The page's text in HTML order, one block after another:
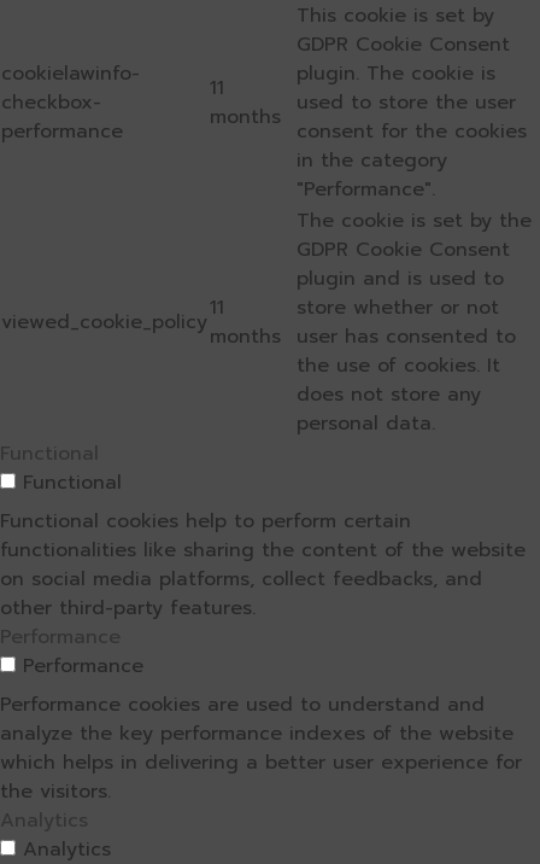
cookielawinfo-
checkbox-
performance
11
months
This cookie is set by
GDPR Cookie Consent
plugin. The cookie is
used to store the user
consent for the cookies
in the category
"Performance".
viewed_cookie_policy11
months
The cookie is set by the
GDPR Cookie Consent
plugin and is used to
store whether or not
user has consented to
the use of cookies. It
does not store any
personal data.
Functional
Functional
Functional cookies help to perform certain
functionalities like sharing the content of the website
on social media platforms, collect feedbacks, and
other third-party features.
Performance
Performance
Performance cookies are used to understand and
analyze the key performance indexes of the website
which helps in delivering a better user experience for
the visitors.
Analytics
Analytics